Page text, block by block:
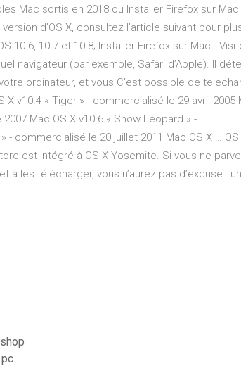
Mac sortis en 2018 ou Installer Firefox sur Mac
d’OS X, consultez l’article suivant pour
10.6, 10.7 et 10.8; Installer Firefox sur Mac .
navigateur (par exemple, Safari d’Apple). Il
ordinateur, et vous C'est possible de
X v10.4 « Tiger » - commercialisé le 29 avril 2005
Mac OS X v10.6 « Snow Leopard » -
- commercialisé le 20 juillet 2011 Mac OS X … OS
est intégré à OS X Yosemite. Si vous ne
les télécharger, vous n’aurez pas d’excuse : un